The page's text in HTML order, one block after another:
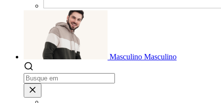
Masculino Masculino